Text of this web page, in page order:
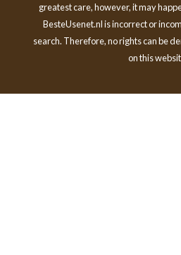
greatest care, however, it may
BesteUsenet.nl is incorrect or
search. Therefore, no rights can be
on this